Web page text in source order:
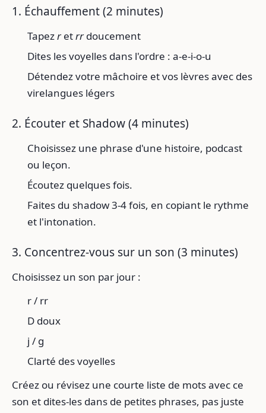
1. Échauffement (2 minutes)
Tapezretrrdoucement
Dites les voyelles dans l'ordre : a-e-i-o-u
Détendez votre mâchoire et vos lèvres avec des
virelangues légers
2. Écouter et Shadow (4 minutes)
Choisissez une phrase d'une histoire, podcast
ou leçon.
Écoutez quelques fois.
Faites du shadow 3-4 fois, en copiant le rythme
et l'intonation.
3. Concentrez-vous sur un son (3 minutes)
Choisissez un son par jour :
r / rr
D doux
j / g
Clarté des voyelles
Créez ou révisez une courte liste de mots avec ce
son et dites-les dans de petites phrases, pas juste